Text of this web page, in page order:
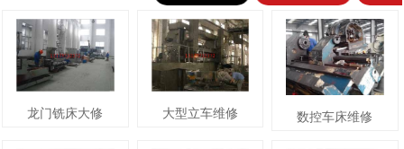
龙门铣床大修 大型立车维修 数控车床维修